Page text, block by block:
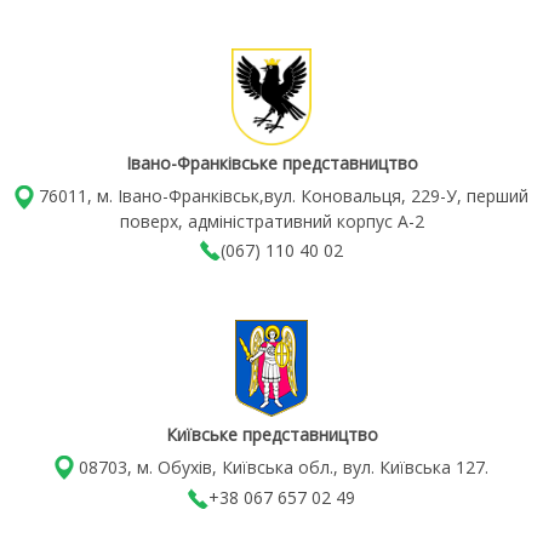
Івано-Франківське представництво
76011, м. Івано-Франківськ,вул. Коновальця, 229-У, перший
поверх, адміністративний корпус А-2
(067) 110 40 02
Київське представництво
08703, м. Обухів, Київська обл., вул. Київська 127.
+38 067 657 02 49